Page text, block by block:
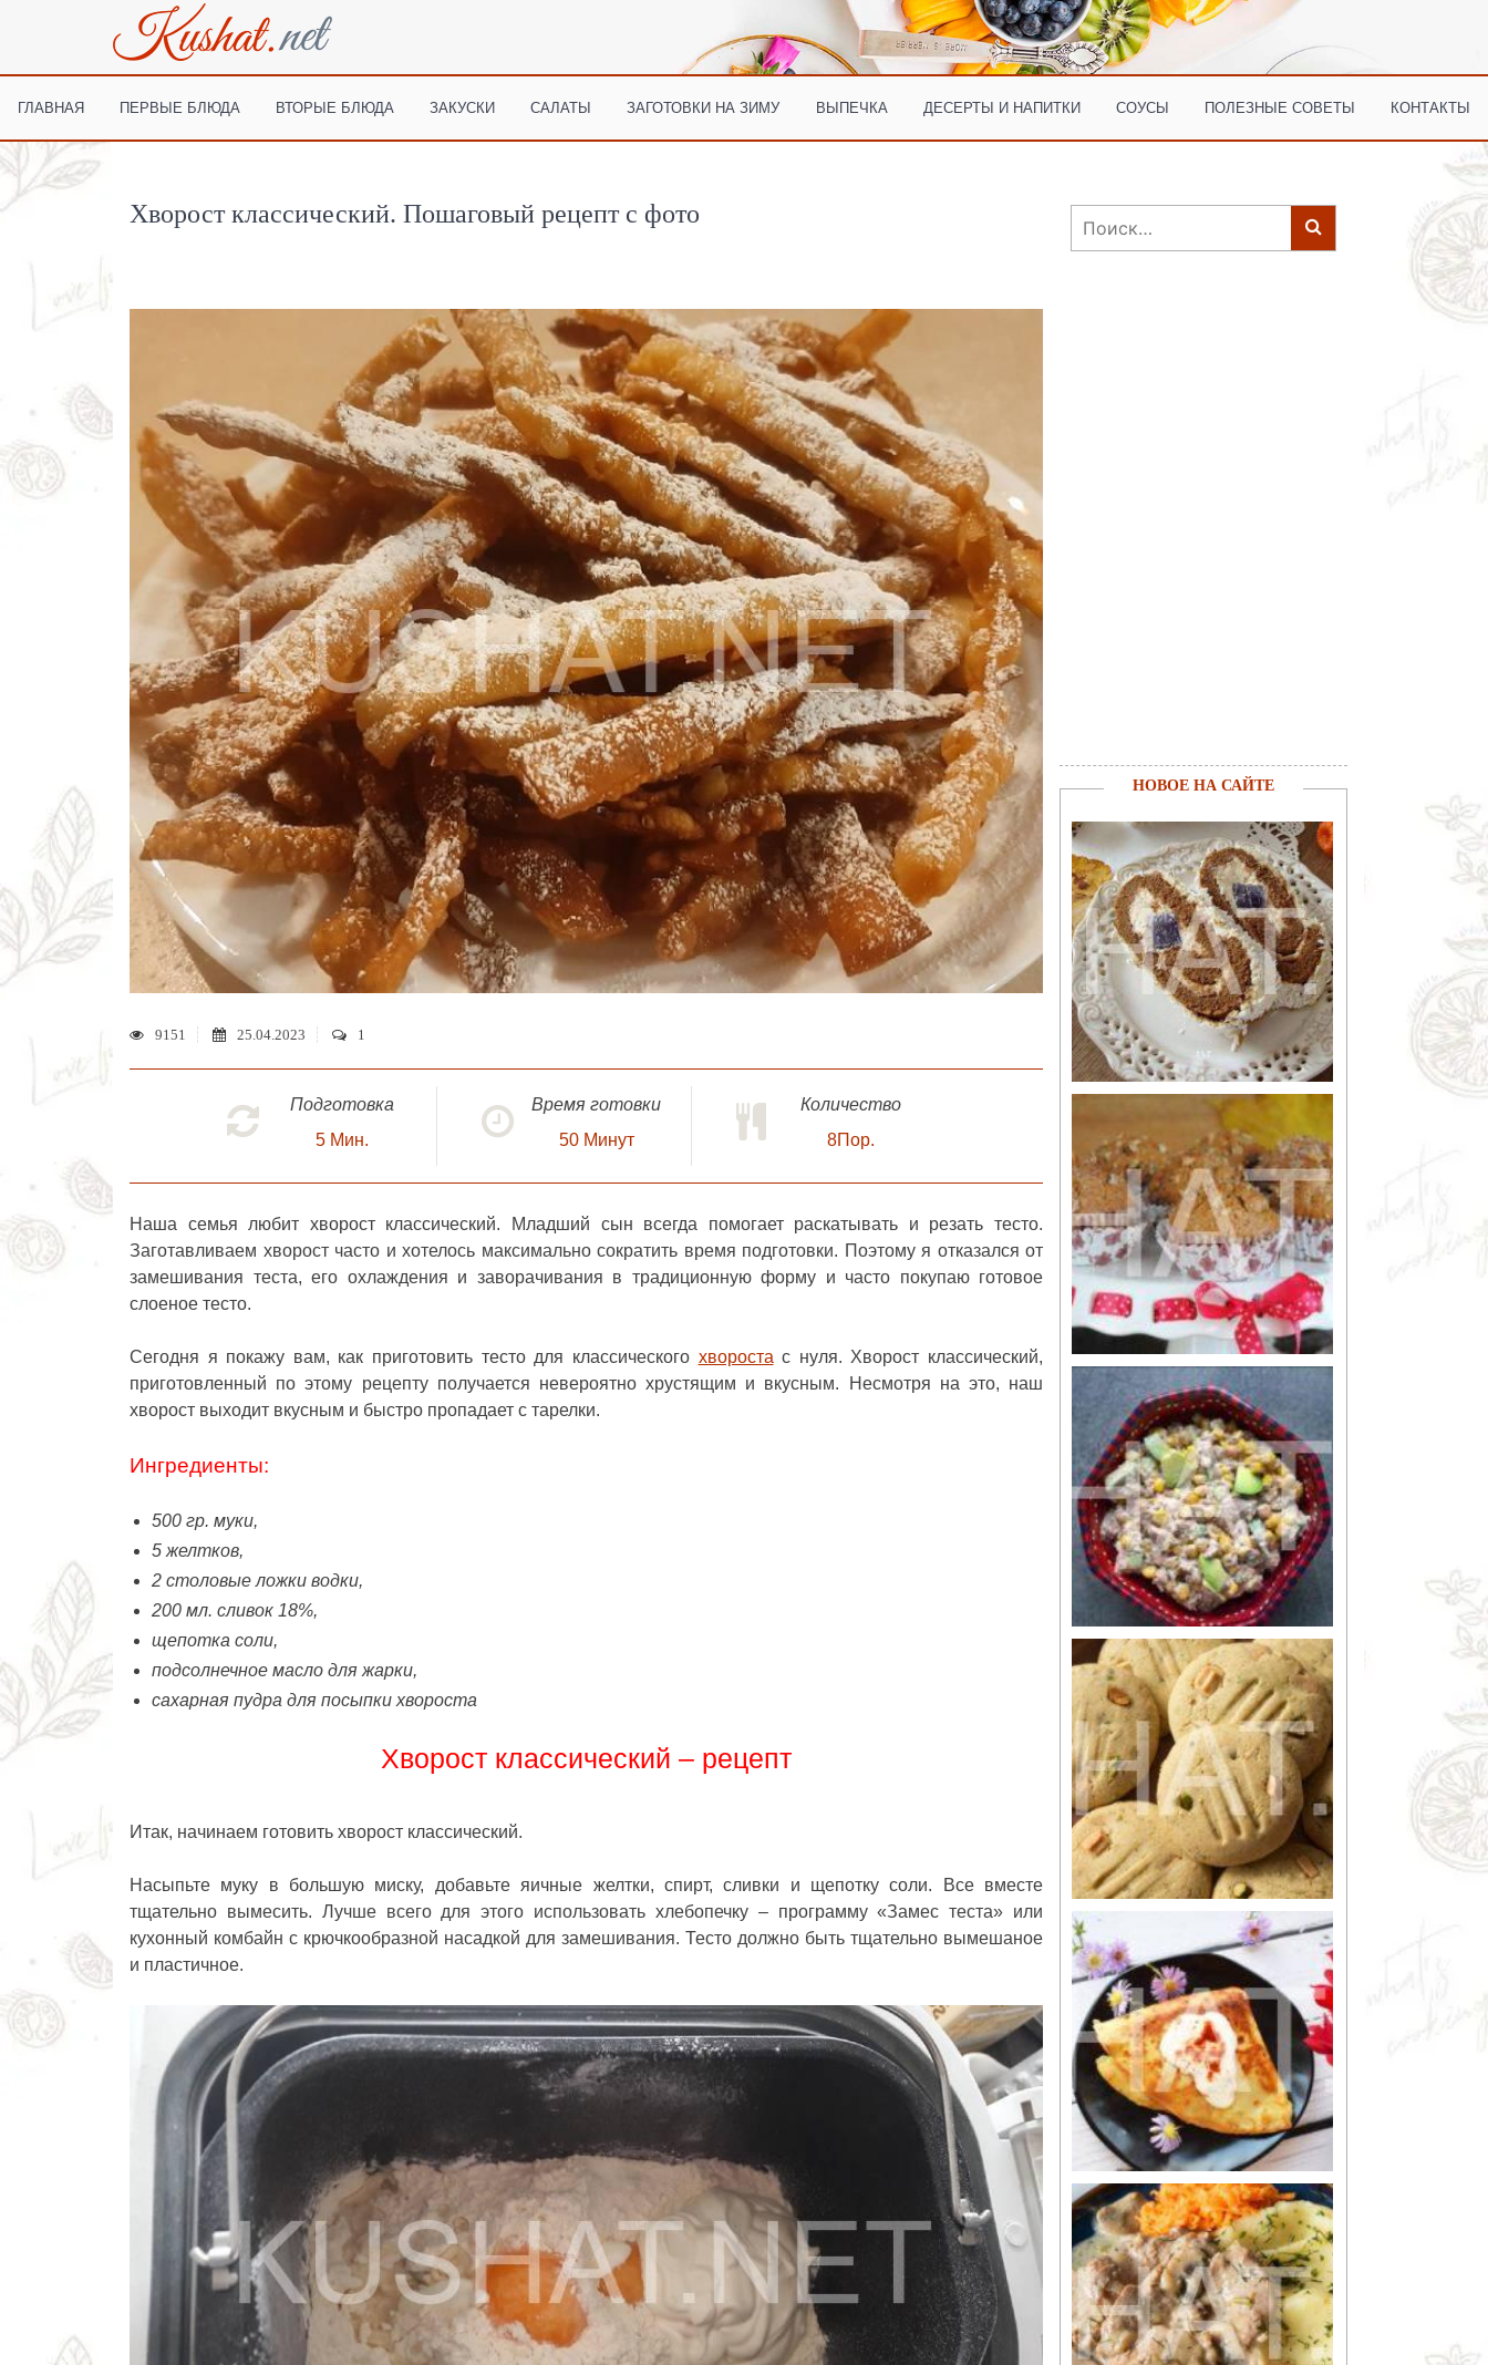
ГЛАВНАЯ ПЕРВЫЕ БЛЮДА ВТОРЫЕ БЛЮДА ЗАКУСКИ САЛАТЫ ЗАГОТОВКИ НА ЗИМУ ВЫПЕЧКА ДЕСЕРТЫ И НАПИТКИ СОУСЫ ПОЛЕЗНЫЕ СОВЕТЫ КОНТАКТЫ
Хворост классический. Пошаговый рецепт с фото
9151 25.04.2023 1
Подготовка
5 Мин.
Время готовки
50 Минут
Количество
8Пор.
Наша семья любит хворост классический. Младший сын всегда помогает раскатывать и резать тесто.
Заготавливаем хворост часто и хотелось максимально сократить время подготовки. Поэтому я отказался от
замешивания теста, его охлаждения и заворачивания в традиционную форму и часто покупаю готовое
слоеное тесто.
Сегодня я покажу вам, как приготовить тесто для классического хвороста с нуля. Хворост классический,
приготовленный по этому рецепту получается невероятно хрустящим и вкусным. Несмотря на это, наш
хворост выходит вкусным и быстро пропадает с тарелки.
Ингредиенты:
500 гр. муки,
5 желтков,
2 столовые ложки водки,
200 мл. сливок 18%,
щепотка соли,
подсолнечное масло для жарки,
сахарная пудра для посыпки хвороста
Хворост классический – рецепт
Итак, начинаем готовить хворост классический.
Насыпьте муку в большую миску, добавьте яичные желтки, спирт, сливки и щепотку соли. Все вместе
тщательно вымесить. Лучше всего для этого использовать хлебопечку – программу «Замес теста» или
кухонный комбайн с крючкообразной насадкой для замешивания. Тесто должно быть тщательно вымешаное
и пластичное.
Найти:
НОВОЕ НА САЙТЕ